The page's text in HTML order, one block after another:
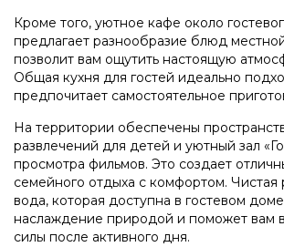
Кроме того, уютное кафе около
предлагает разнообразие блюд
позволит вам ощутить настоящую
Общая кухня для гостей идеально
предпочитает самостоятельное
На территории обеспечены
развлечений для детей и уютный зал
просмотра фильмов. Это создает
семейного отдыха с комфортом. Чистая
вода, которая доступна в гостевом
наслаждение природой и поможет вам
силы после активного дня.